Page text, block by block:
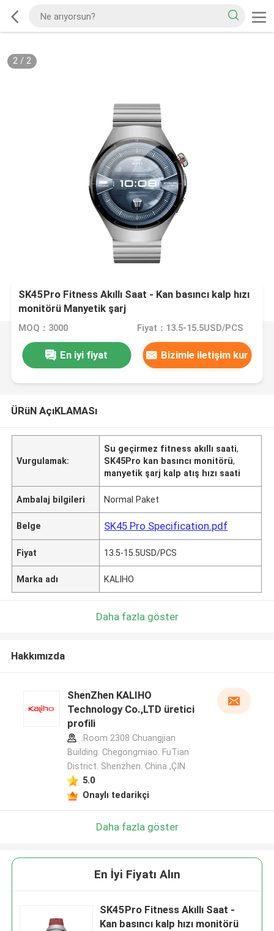
2/ 2
SK45Pro Fitness Akıllı Saat - Kan basıncı kalp hızı
monitörü Manyetik şarj
MOQ：3000 Fiyat：13.5-15.5USD/PCS
En iyi fiyat Bizimle iletişim kur
ÜRüN AçıKLAMASı
Vurgulamak:
Su geçirmez fitness akıllı saati,
SK45Pro kan basıncı monitörü,
manyetik şarj kalp atış hızı saati
Ambalaj bilgileri Normal Paket
Belge SK45 Pro Specification.pdf
Fiyat 13.5-15.5USD/PCS
Marka adı KALIHO
Daha fazla göster
Hakkımızda
ShenZhen KALIHO
Technology Co.,LTD üretici
profili
:Room 2308 Chuangjian
Building. Chegongmiao. FuTian
District. Shenzhen. China ,ÇIN
5.0
Onaylı tedarikçi
Daha fazla göster
En İyi Fiyatı Alın
SK45Pro Fitness Akıllı Saat -
Kan basıncı kalp hızı monitörü